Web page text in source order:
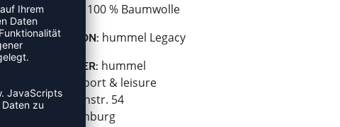
MATERIAL: 100 % Baumwolle
KOLLEKTION: hummel Legacy
HERSTELLER: hummel
hummel sport & leisure
Leverkusenstr. 54
22761 Hamburg